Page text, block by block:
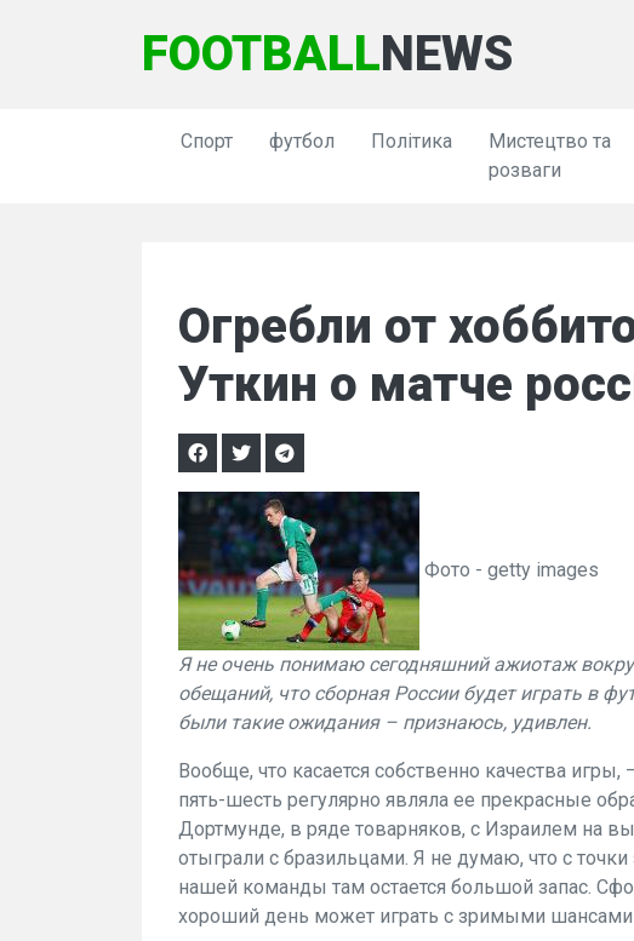
FOOTBALLNEWS
Спорт футбол Політика
Мистецтво та
розваги
Огребли от
Уткин о матче
Фото - getty images
Я не очень понимаю сегодняшний ажиотаж
обещаний, что сборная России будет играть в
были такие ожидания – признаюсь, удивлен.
Вообще, что касается собственно качества
пять-шесть регулярно являла ее прекрасные
Дортмунде, в ряде товарняков, с Израилем на
отыграли с бразильцами. Я не думаю, что с
нашей команды там остается большой запас.
хороший день может играть с зримыми шансами